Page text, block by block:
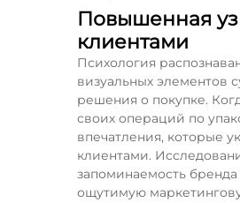
Повышенная
клиентами
Психология
визуальных элементов
решения о покупке.
своих операций по
впечатления, которые
клиентами.
запоминаемость
ощутимую